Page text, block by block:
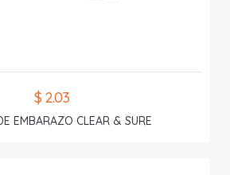
$ 2.03
EMBARAZO CLEAR & SURE